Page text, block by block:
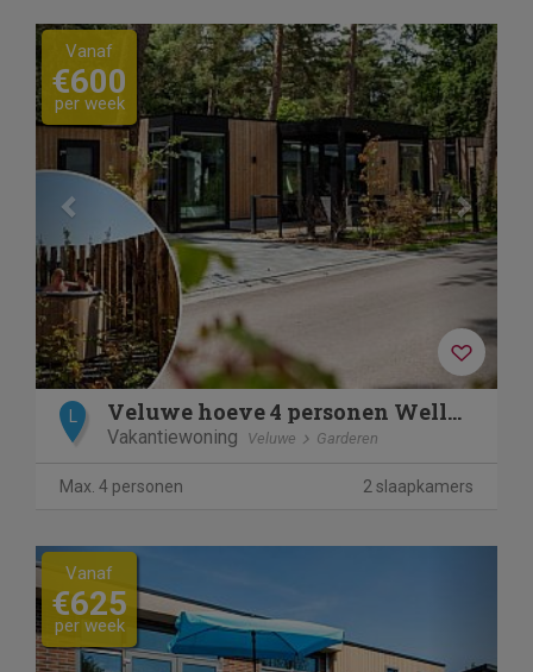
Previous Next
Vanaf
€600
per week
L Veluwe hoeve 4 personen Wellness (Hottub)
Vakantiewoning Veluwe Garderen
Max. 4 personen 2 slaapkamers
Previous
Vanaf
€625
per week